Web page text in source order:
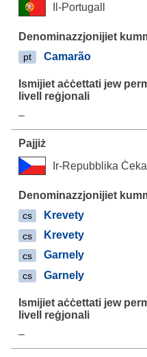
Il-Portugall
pt Camarão
–
Ir-Repubblika Ċeka
cs Krevety
cs Krevety
cs Garnely
cs Garnely
–